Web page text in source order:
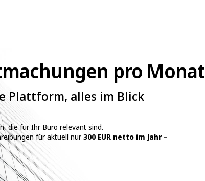
pro Monat
Plattform, alles im Blick
die für Ihr Büro relevant sind.
für aktuell nur 300 EUR netto im Jahr –